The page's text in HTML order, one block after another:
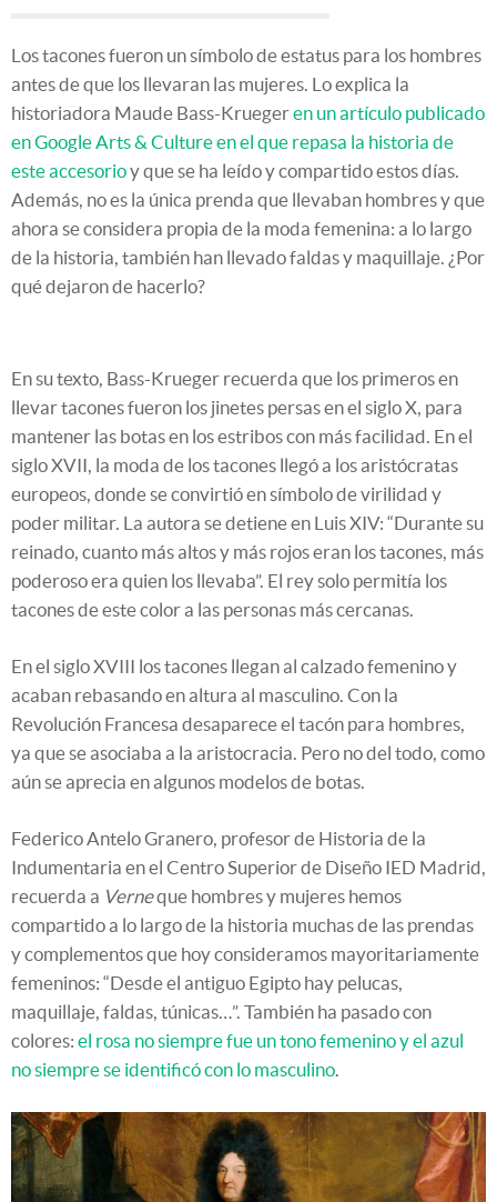
Los tacones fueron un símbolo de estatus para los hombres
antes de que los llevaran las mujeres. Lo explica la
historiadora Maude Bass-Kruegeren un artículo publicado
en Google Arts & Culture en el que repasa la historia de
este accesorioy que se ha leído y compartido estos días.
Además, no es la única prenda que llevaban hombres y que
ahora se considera propia de la moda femenina: a lo largo
de la historia, también han llevado faldas y maquillaje. ¿Por
qué dejaron de hacerlo?
En su texto, Bass-Krueger recuerda que los primeros en
llevar tacones fueron los jinetes persas en el siglo X, para
mantener las botas en los estribos con más facilidad. En el
siglo XVII, la moda de los tacones llegó a los aristócratas
europeos, donde se convirtió en símbolo de virilidad y
poder militar. La autora se detiene en Luis XIV: “Durante su
reinado, cuanto más altos y más rojos eran los tacones, más
poderoso era quien los llevaba”. El rey solo permitía los
tacones de este color a las personas más cercanas.
En el siglo XVIII los tacones llegan al calzado femenino y
acaban rebasando en altura al masculino. Con la
Revolución Francesa desaparece el tacón para hombres,
ya que se asociaba a la aristocracia. Pero no del todo, como
aún se aprecia en algunos modelos de botas.
Federico Antelo Granero, profesor de Historia de la
Indumentaria en el Centro Superior de Diseño IED Madrid,
recuerda a Verneque hombres y mujeres hemos
compartido a lo largo de la historia muchas de las prendas
y complementos que hoy consideramos mayoritariamente
femeninos: “Desde el antiguo Egipto hay pelucas,
maquillaje, faldas, túnicas…”. También ha pasado con
colores: el rosa no siempre fue un tono femenino y el azul
no siempre se identificó con lo masculino.